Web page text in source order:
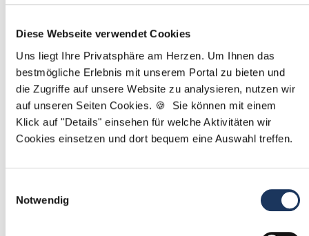
Diese Webseite verwendet Cookies
Uns liegt Ihre Privatsphäre am Herzen. Um Ihnen das
bestmögliche Erlebnis mit unserem Portal zu bieten und
die Zugriffe auf unsere Website zu analysieren, nutzen wir
auf unseren Seiten Cookies. 🍪 Sie können mit einem
Klick auf "Details" einsehen für welche Aktivitäten wir
Cookies einsetzen und dort bequem eine Auswahl treffen.
Notwendig
Sie haben dieses Formular schonmal abgesendet?Dann
müssen Sie das Formular nicht erneut abschicken,
sondern nurhierIhre Angaben für die Stellensuche
anpassen.
Mit markierte Felder sind Pflichtfelder